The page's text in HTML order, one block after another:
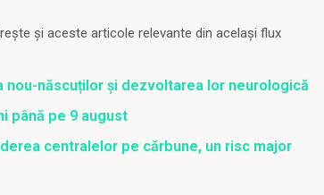
și aceste articole relevante din același flux
născuților și dezvoltarea lor neurologică
până pe 9 august
centralelor pe cărbune, un risc major